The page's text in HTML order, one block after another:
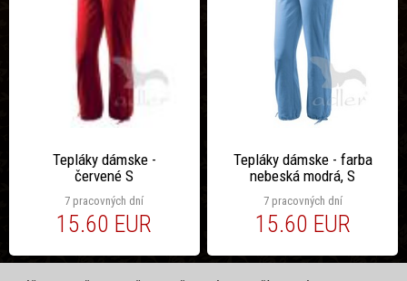
Tepláky dámske -
červené S
7 pracovných dní
15.60 EUR
Tepláky dámske - farba
nebeská modrá, S
7 pracovných dní
15.60 EUR